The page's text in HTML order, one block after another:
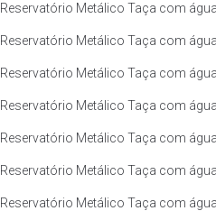
Reservatório Metálico Taça com
Reservatório Metálico Taça com
Reservatório Metálico Taça com
Reservatório Metálico Taça com
Reservatório Metálico Taça com
Reservatório Metálico Taça com
Reservatório Metálico Taça com